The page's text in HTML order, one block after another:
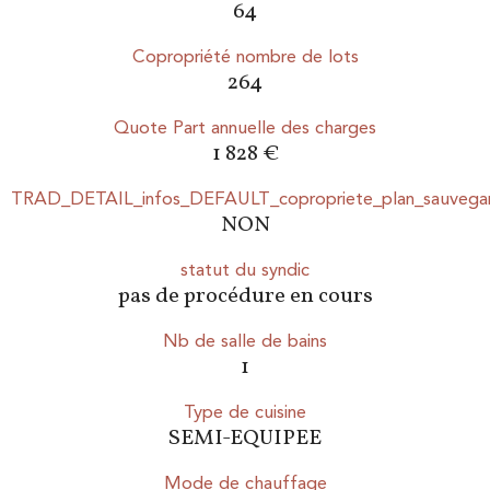
64
Copropriété nombre de lots
264
Quote Part annuelle des charges
1 828 €
NON
statut du syndic
pas de procédure en cours
Nb de salle de bains
1
Type de cuisine
SEMI-EQUIPEE
Mode de chauffage